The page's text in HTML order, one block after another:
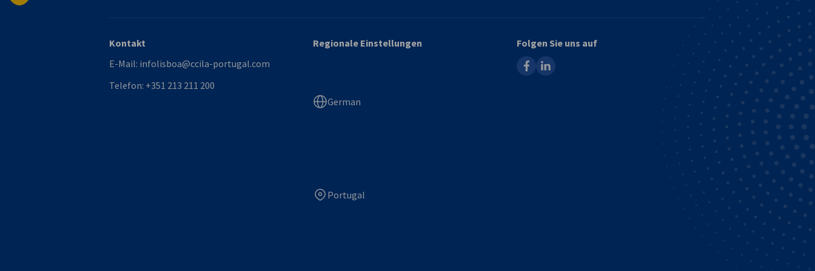
Kontakt
E-Mail: infolisboa@ccila-portugal.com
Telefon: +351 213 211 200
Regionale Einstellungen
German
Portugal
Folgen Sie uns auf
facebooklinkedin